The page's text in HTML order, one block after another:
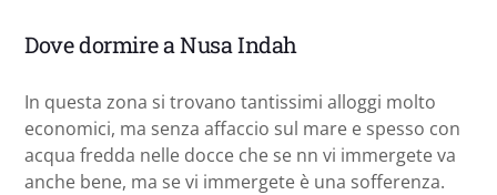
Dove dormire a Nusa Indah
In questa zona si trovano tantissimi alloggi molto
economici, ma senza affaccio sul mare e spesso con
acqua fredda nelle docce che se nn vi immergete va
anche bene, ma se vi immergete è una sofferenza.